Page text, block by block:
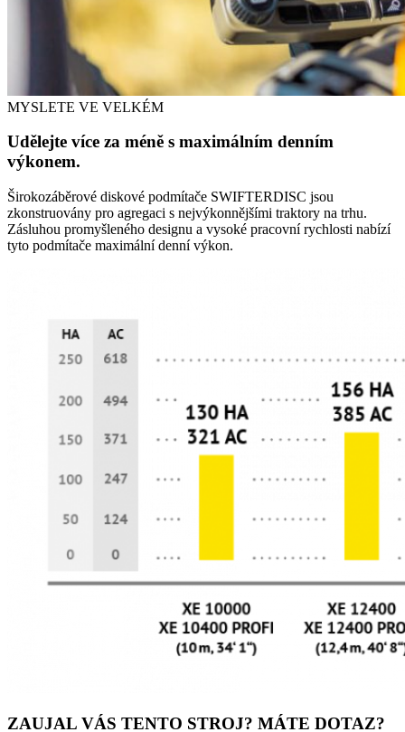
MYSLETE VE VELKÉM
Udělejte více za méně s maximálním denním
výkonem.
Širokozáběrové diskové podmítače SWIFTERDISC jsou
zkonstruovány pro agregaci s nejvýkonnějšími traktory na trhu.
Zásluhou promyšleného designu a vysoké pracovní rychlosti nabízí
tyto podmítače maximální denní výkon.
ZAUJAL VÁS TENTO STROJ? MÁTE DOTAZ?